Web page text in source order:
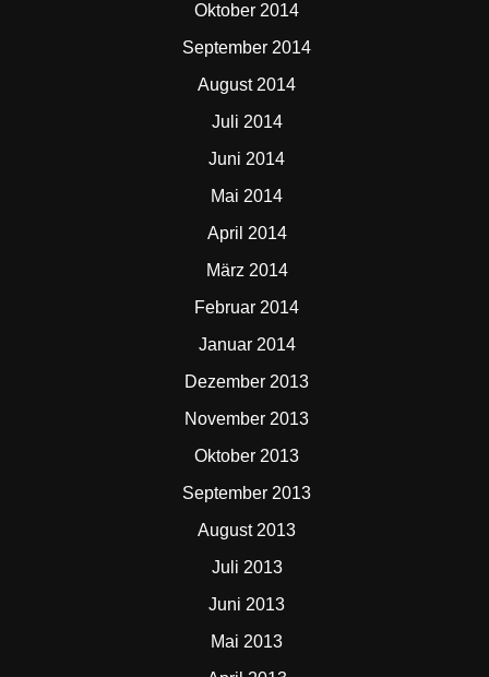
Oktober 2014
September 2014
August 2014
Juli 2014
Juni 2014
Mai 2014
April 2014
März 2014
Februar 2014
Januar 2014
Dezember 2013
November 2013
Oktober 2013
September 2013
August 2013
Juli 2013
Juni 2013
Mai 2013